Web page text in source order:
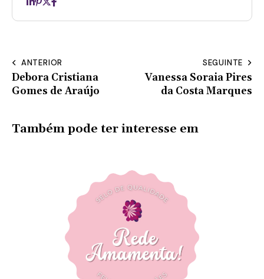
ANTERIOR
Debora Cristiana
Gomes de Araújo
SEGUINTE
Vanessa Soraia Pires
da Costa Marques
Também pode ter interesse em